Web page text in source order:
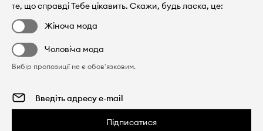
те, що справді Тебе цікавить. Скажи, будь ласка, це:
Жіноча мода
Чоловіча мода
Вибір пропозиції не є обов'язковим.
Підписатися